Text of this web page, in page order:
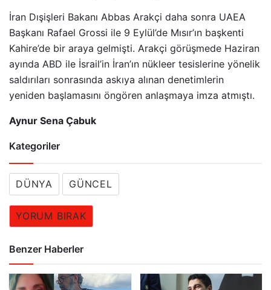
İran Dışişleri Bakanı Abbas Arakçi daha sonra UAEA
Başkanı Rafael Grossi ile 9 Eylül’de Mısır’ın başkenti
Kahire’de bir araya gelmişti. Arakçi görüşmede Haziran
ayında ABD ile İsrail’in İran’ın nükleer tesislerine yönelik
saldırıları sonrasında askıya alınan denetimlerin
yeniden başlamasını öngören anlaşmaya imza atmıştı.
Aynur Sena Çabuk
Kategoriler
DÜNYA GÜNCEL
YORUM BIRAK
Benzer Haberler